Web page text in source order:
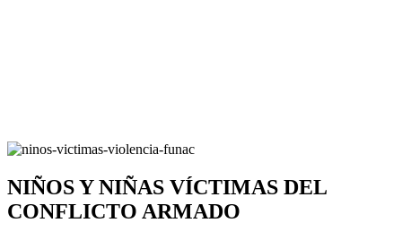
NIÑOS Y NIÑAS VÍCTIMAS DEL
CONFLICTO ARMADO